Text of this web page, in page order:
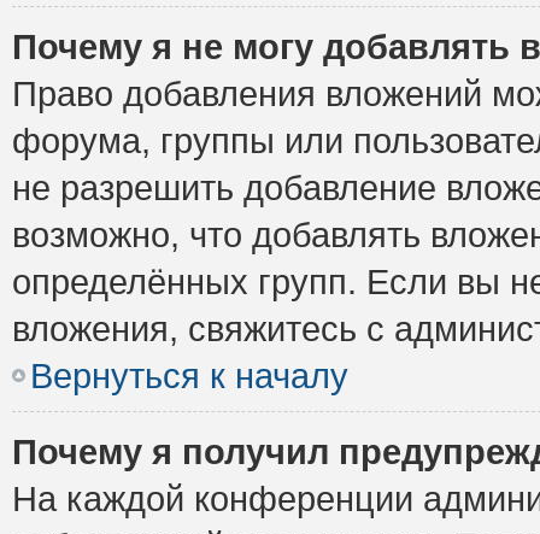
Почему я не могу добавлять
Право добавления вложений
форума, группы или
не разрешить добавление
возможно, что добавлять
определённых групп. Если вы
вложения, свяжитесь с
Вернуться к началу
Почему я получил
На каждой конференции